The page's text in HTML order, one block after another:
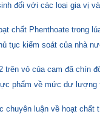
đối với các loại gia vị
chất Phenthoate trong
tục kiểm soát của nhà
vỏ của cam đã chín
phẩm về mức dư
luận về hoạt